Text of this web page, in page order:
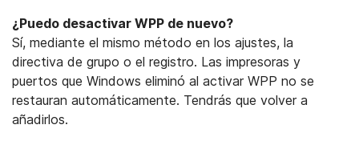
¿Puedo desactivar WPP de nuevo?
Sí, mediante el mismo método en los ajustes, la
directiva de grupo o el registro. Las impresoras y
puertos que Windows eliminó al activar WPP no se
restauran automáticamente. Tendrás que volver a
añadirlos.